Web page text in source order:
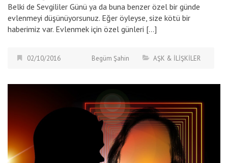
Belki de Sevgililer Günü ya da buna benzer özel bir günde
evlenmeyi düşünüyorsunuz. Eğer öyleyse, size kötü bir
haberimiz var. Evlenmek için özel günleri […]
02/10/2016 Begüm Şahin AŞK & İLİŞKİLER